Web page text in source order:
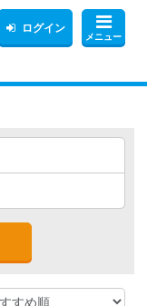
メニュー
ログイン